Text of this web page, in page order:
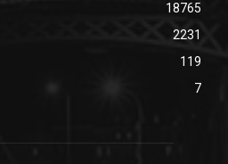
18765
2231
119
7